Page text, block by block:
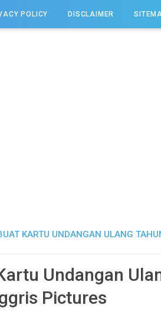
POLICY DISCLAIMER
KARTU UNDANGAN ULANG
Undangan
Pictures